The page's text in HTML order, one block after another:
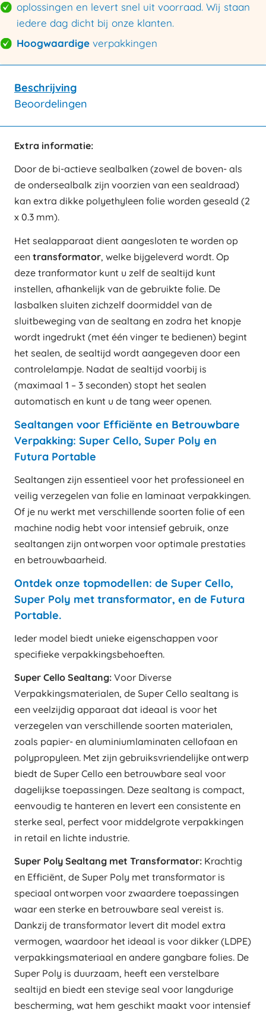
oplossingen en levert snel uit voorraad. Wij staan
iedere dag dicht bij onze klanten.
Hoogwaardige verpakkingen
Beschrijving
Beoordelingen
Extra informatie:
Door de bi-actieve sealbalken (zowel de boven- als
de ondersealbalk zijn voorzien van een sealdraad)
kan extra dikke polyethyleen folie worden geseald (2
x 0.3 mm).
Het sealapparaat dient aangesloten te worden op
een transformator, welke bijgeleverd wordt. Op
deze tranformator kunt u zelf de sealtijd kunt
instellen, afhankelijk van de gebruikte folie. De
lasbalken sluiten zichzelf doormiddel van de
sluitbeweging van de sealtang en zodra het knopje
wordt ingedrukt (met één vinger te bedienen) begint
het sealen, de sealtijd wordt aangegeven door een
controlelampje. Nadat de sealtijd voorbij is
(maximaal 1 – 3 seconden) stopt het sealen
automatisch en kunt u de tang weer openen.
Sealtangen voor Efficiënte en Betrouwbare
Verpakking: Super Cello, Super Poly en
Futura Portable
Sealtangen zijn essentieel voor het professioneel en
veilig verzegelen van folie en laminaat verpakkingen.
Of je nu werkt met verschillende soorten folie of een
machine nodig hebt voor intensief gebruik, onze
sealtangen zijn ontworpen voor optimale prestaties
en betrouwbaarheid.
Ontdek onze topmodellen: de Super Cello,
Super Poly met transformator, en de Futura
Portable.
Ieder model biedt unieke eigenschappen voor
specifieke verpakkingsbehoeften.
Super Cello Sealtang: Voor Diverse
Verpakkingsmaterialen, de Super Cello sealtang is
een veelzijdig apparaat dat ideaal is voor het
verzegelen van verschillende soorten materialen,
zoals papier- en aluminiumlaminaten cellofaan en
polypropyleen. Met zijn gebruiksvriendelijke ontwerp
biedt de Super Cello een betrouwbare seal voor
dagelijkse toepassingen. Deze sealtang is compact,
eenvoudig te hanteren en levert een consistente en
sterke seal, perfect voor middelgrote verpakkingen
in retail en lichte industrie.
Super Poly Sealtang met Transformator: Krachtig
en Efficiënt, de Super Poly met transformator is
speciaal ontworpen voor zwaardere toepassingen
waar een sterke en betrouwbare seal vereist is.
Dankzij de transformator levert dit model extra
vermogen, waardoor het ideaal is voor dikker (LDPE)
verpakkingsmateriaal en andere gangbare folies. De
Super Poly is duurzaam, heeft een verstelbare
sealtijd en biedt een stevige seal voor langdurige
bescherming, wat hem geschikt maakt voor intensief